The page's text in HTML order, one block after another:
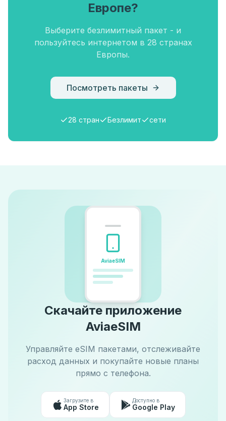
Европе?
Выберите безлимитный пакет - и
пользуйтесь интернетом в 28 странах
Европы.
Посмотреть пакеты
28 стран Безлимит сети
AviaeSIM
Скачайте приложение
AviaeSIM
Управляйте eSIM пакетами, отслеживайте
расход данных и покупайте новые планы
прямо с телефона.
Загрузите в
App Store
Доступно в
Google Play